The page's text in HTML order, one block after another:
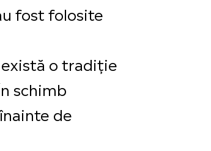
fost folosite
există o tradiție
schimb
de